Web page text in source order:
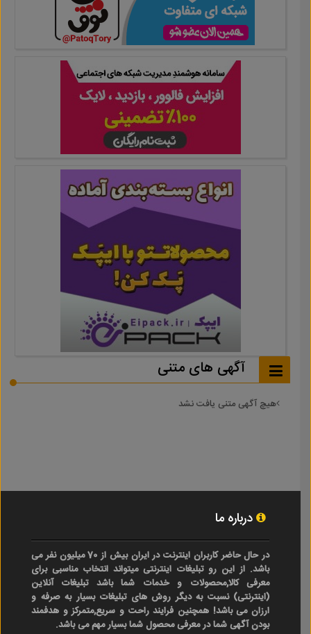
آگهی های متنی
هیچ آگهی متنی یافت نشد
درباره ما
در حال حاضر کاربران اینترنت در ایران بیش از 70 میلیون نفر می
باشد. از این رو تبلیغات اینترنتی میتواند انتخاب مناسبی برای
معرفی کالا,محصولات و خدمات شما باشد تبلیغات آنلاین
(اینترنتی) نسبت به دیگر روش های تبلیغات بسیار به صرفه و
ارزان می باشد! همچنین فرایند راحت و سریع,متمرکز و هدفمند
بودن آگهی شما در معرفی محصول شما بسیار مهم می باشد.